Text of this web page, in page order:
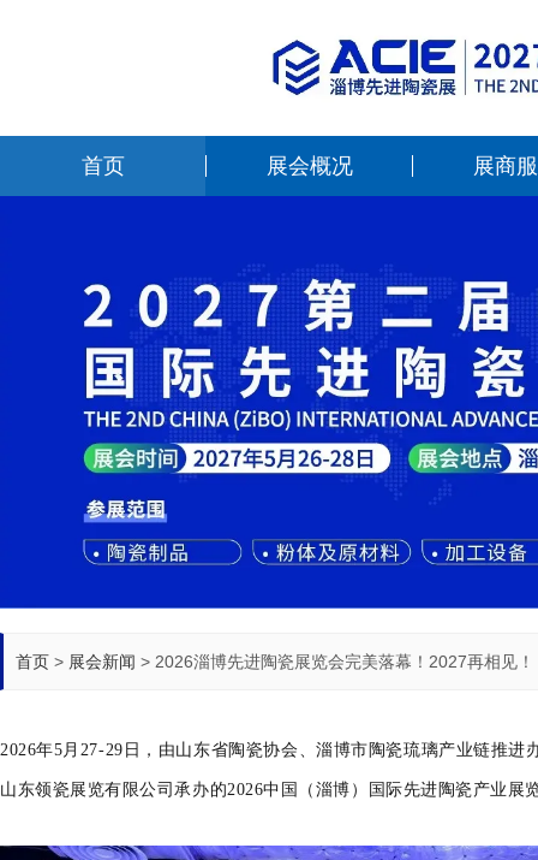
首页 展会概况 展商
首页 > 展会新闻 > 2026淄博先进陶瓷展览会完美落幕！2027再相见！
2026年5月27-29日， 由山东省陶瓷协会、淄博市陶瓷琉璃产业链推
山东领瓷展览有限公司承办的2026中国（淄博）国际先进陶瓷产业展